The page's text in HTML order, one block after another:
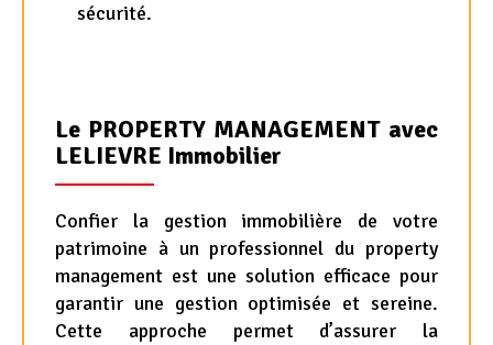
sécurité.
Le PROPERTY MANAGEMENT avec
LELIEVRE Immobilier
Confier la gestion immobilière de votre
patrimoine à un professionnel du property
management est une solution efficace pour
garantir une gestion optimisée et sereine.
Cette approche permet d’assurer la